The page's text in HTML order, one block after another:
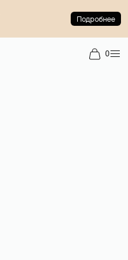
Подробнее
0